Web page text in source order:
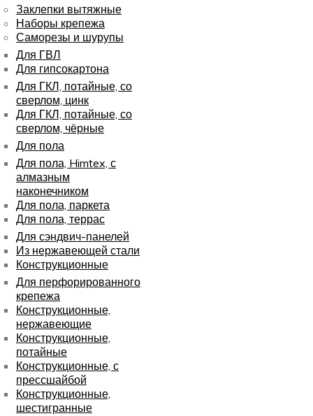
Заклепки вытяжные
Наборы крепежа
Саморезы и шурупы
Для ГВЛ
Для гипсокартона
Для ГКЛ, потайные, со
сверлом, цинк
Для ГКЛ, потайные, со
сверлом, чёрные
Для пола
Для пола, Himtex, с
алмазным
наконечником
Для пола, паркета
Для пола, террас
Для сэндвич-панелей
Из нержавеющей стали
Конструкционные
Для перфорированного
крепежа
Конструкционные,
нержавеющие
Конструкционные,
потайные
Конструкционные, с
прессшайбой
Конструкционные,
шестигранные